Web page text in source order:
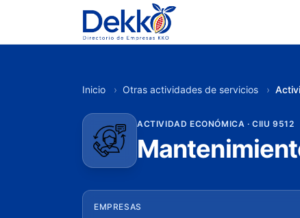
Inicio › Otras actividades de servicios ›
ACTIVIDAD ECONÓMICA · CIIU 9512
EMPRESAS